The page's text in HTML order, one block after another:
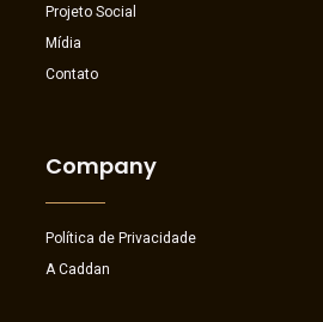
Projeto Social
Mídia
Contato
Company
Política de Privacidade
A Caddan